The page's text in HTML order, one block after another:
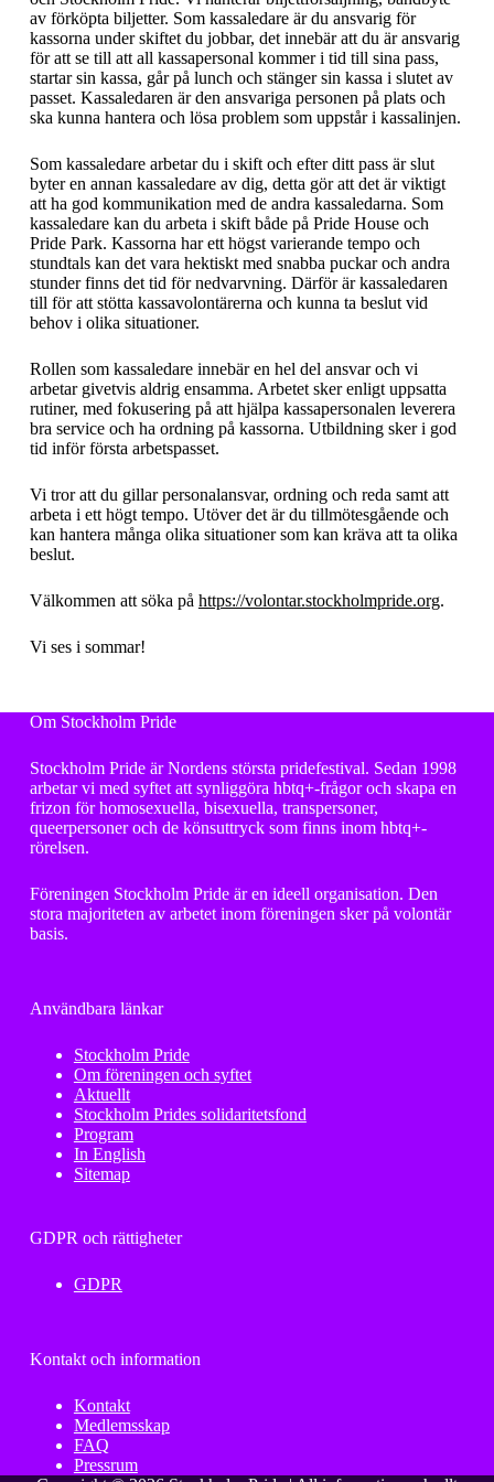
av förköpta biljetter. Som kassaledare är du ansvarig för
kassorna under skiftet du jobbar, det innebär att du är ansvarig
för att se till att all kassapersonal kommer i tid till sina pass,
startar sin kassa, går på lunch och stänger sin kassa i slutet av
passet. Kassaledaren är den ansvariga personen på plats och
ska kunna hantera och lösa problem som uppstår i kassalinjen.
Som kassaledare arbetar du i skift och efter ditt pass är slut
byter en annan kassaledare av dig, detta gör att det är viktigt
att ha god kommunikation med de andra kassaledarna. Som
kassaledare kan du arbeta i skift både på Pride House och
Pride Park. Kassorna har ett högst varierande tempo och
stundtals kan det vara hektiskt med snabba puckar och andra
stunder finns det tid för nedvarvning. Därför är kassaledaren
till för att stötta kassavolontärerna och kunna ta beslut vid
behov i olika situationer.
Rollen som kassaledare innebär en hel del ansvar och vi
arbetar givetvis aldrig ensamma. Arbetet sker enligt uppsatta
rutiner, med fokusering på att hjälpa kassapersonalen leverera
bra service och ha ordning på kassorna. Utbildning sker i god
tid inför första arbetspasset.
Vi tror att du gillar personalansvar, ordning och reda samt att
arbeta i ett högt tempo. Utöver det är du tillmötesgående och
kan hantera många olika situationer som kan kräva att ta olika
beslut.
Välkommen att söka på https://volontar.stockholmpride.org.
Vi ses i sommar!
Om Stockholm Pride
Stockholm Pride är Nordens största pridefestival. Sedan 1998
arbetar vi med syftet att synliggöra hbtq+-frågor och skapa en
frizon för homosexuella, bisexuella, transpersoner,
queerpersoner och de könsuttryck som finns inom hbtq+-
rörelsen.
Föreningen Stockholm Pride är en ideell organisation. Den
stora majoriteten av arbetet inom föreningen sker på volontär
basis.
Användbara länkar
Stockholm Pride
Om föreningen och syftet
Aktuellt
Stockholm Prides solidaritetsfond
Program
In English
Sitemap
GDPR och rättigheter
GDPR
Kontakt och information
Kontakt
Medlemsskap
FAQ
Pressrum